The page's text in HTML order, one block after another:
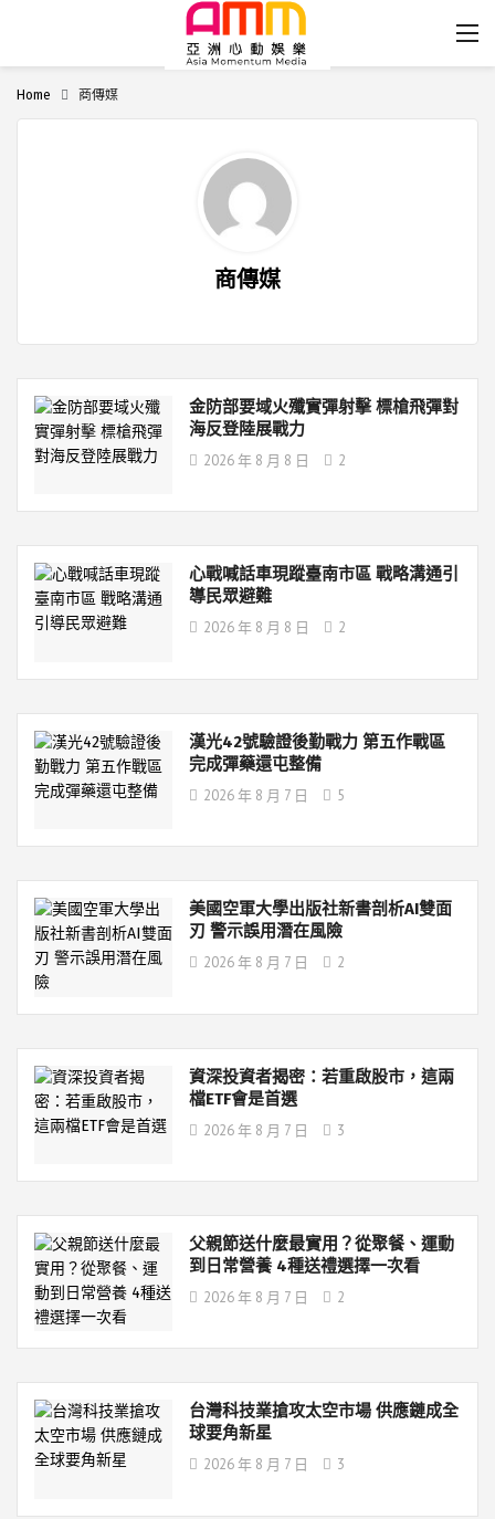
Home 商傳媒
商傳媒
金防部要域火殲實彈射擊 標槍飛彈對
海反登陸展戰力
2026 年 8 月 8 日 2
心戰喊話車現蹤臺南市區 戰略溝通引
導民眾避難
2026 年 8 月 8 日 2
漢光42號驗證後勤戰力 第五作戰區
完成彈藥還屯整備
2026 年 8 月 7 日 5
美國空軍大學出版社新書剖析AI雙面
刃 警示誤用潛在風險
2026 年 8 月 7 日 2
資深投資者揭密：若重啟股市，這兩
檔ETF會是首選
2026 年 8 月 7 日 3
父親節送什麼最實用？從聚餐、運動
到日常營養 4種送禮選擇一次看
2026 年 8 月 7 日 2
台灣科技業搶攻太空市場 供應鏈成全
球要角新星
2026 年 8 月 7 日 3